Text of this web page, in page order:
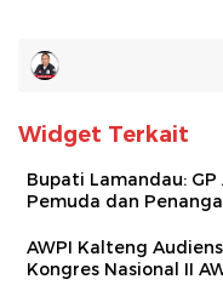
Widget Terkait
Bupati Lamandau:
Pemuda dan
AWPI Kalteng
Kongres Nasional II